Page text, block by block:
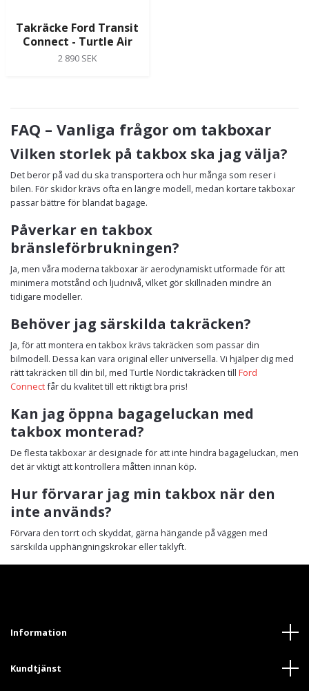
Takräcke Ford Transit
Connect - Turtle Air
2 890 SEK
FAQ – Vanliga frågor om takboxar
Vilken storlek på takbox ska jag välja?
Det beror på vad du ska transportera och hur många som reser i
bilen. För skidor krävs ofta en längre modell, medan kortare takboxar
passar bättre för blandat bagage.
Påverkar en takbox
bränsleförbrukningen?
Ja, men våra moderna takboxar är aerodynamiskt utformade för att
minimera motstånd och ljudnivå, vilket gör skillnaden mindre än
tidigare modeller.
Behöver jag särskilda takräcken?
Ja, för att montera en takbox krävs takräcken som passar din
bilmodell. Dessa kan vara original eller universella. Vi hjälper dig med
rätt takräcken till din bil, med Turtle Nordic takräcken till Ford
Connectfår du kvalitet till ett riktigt bra pris!
Kan jag öppna bagageluckan med
takbox monterad?
De flesta takboxar är designade för att inte hindra bagageluckan, men
det är viktigt att kontrollera måtten innan köp.
Hur förvarar jag min takbox när den
inte används?
Förvara den torrt och skyddat, gärna hängande på väggen med
särskilda upphängningskrokar eller taklyft.
Information
Kundtjänst